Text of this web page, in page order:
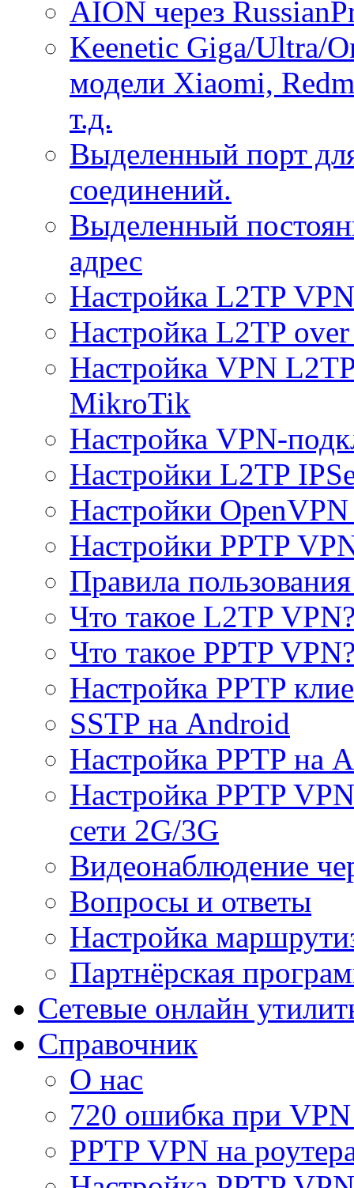
AION через
Keenetic Giga/Ultra/
модели Xiaomi,
т.д.
Выделенный порт
соединений.
Выделенный
адрес
Настройка L2TP
Настройка L2TP
Настройка VPN
MikroTik
Настройка VPN-
Настройки L2TP
Настройки
Настройки PPTP
Правила
Что такое L2TP
Что такое PPTP
Настройка PPTP
SSTP на Android
Настройка PPTP на
Настройка PPTP
сети 2G/3G
Видеонаблюдение
Вопросы и ответы
Настройка
Партнёрская
Сетевые онлайн
Справочник
О нас
720 ошибка при
PPTP VPN на